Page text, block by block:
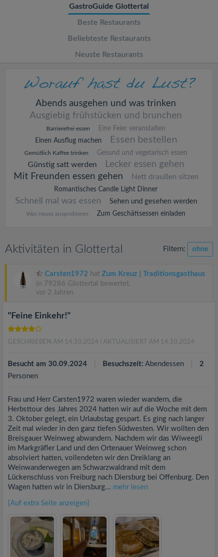
GastroGuide Glottertal
Beste Restaurants
Beliebteste Restaurants
Neuste Restaurants
Abends ausgehen und was trinken
Ausgiebig frühstücken und brunchen
Barrierefrei essen
Eine Feier veranstalten
Einen Ausflug machen
Essen bestellen
Gemütlich Kaffee trinken Gesund und vegetarisch essen
Günstig satt werden
Lecker essen gehen
Mit Freunden essen gehen
Nett draußen sitzen
Romantisches Candle Light Dinner
Schnell mal was essen Sehen und gesehen werden
Was neues ausprobieren Zum Geschäftsessen einladen
Aktivitäten in Glottertal Filtern: ohne
Carsten1972 hat Zum Kreuz | Traditionsgasthaus
in 79286 Glottertal bewertet.
vor 2 Jahren
"Feine Einkehr!"
GESCHRIEBEN AM 14.10.2024 | AKTUALISIERT AM 14.10.2024
Besucht am 30.09.2024 Besuchszeit: Abendessen
2
Personen
Frau und Herr Carsten1972 waren wieder wandern, die
Herbsttour des Jahres 2024 hatten wir auf die Woche mit dem
3. Oktober gelegt, ein Urlaubstag gespart. Es ging nach langer
Zeit mal wieder in den ganz tiefen Südwesten. Wir wollten den
Breisgauer Weinweg abwandern. Nachdem wir das Wiweegli
im Markgräfler Land und den Ortenauer Weinweg schon
absolviert hatten, vollendeten wir den Dreiklang an
Weinwanderwegen am Schwarzwaldrand mit dem
Lückenschluss von Freiburg nach Diersburg bei Offenburg. Den
Wagen hatten wir in Diersburg... mehr lesen
[Auf extra Seite anzeigen]
n